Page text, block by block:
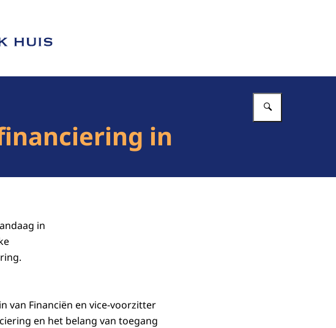
in
in
van Financiën en vice-voorzitter
en het belang van toegang